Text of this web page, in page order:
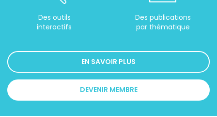
Des outils
interactifs
Des publications
par thématique
EN SAVOIR PLUS
DEVENIR MEMBRE